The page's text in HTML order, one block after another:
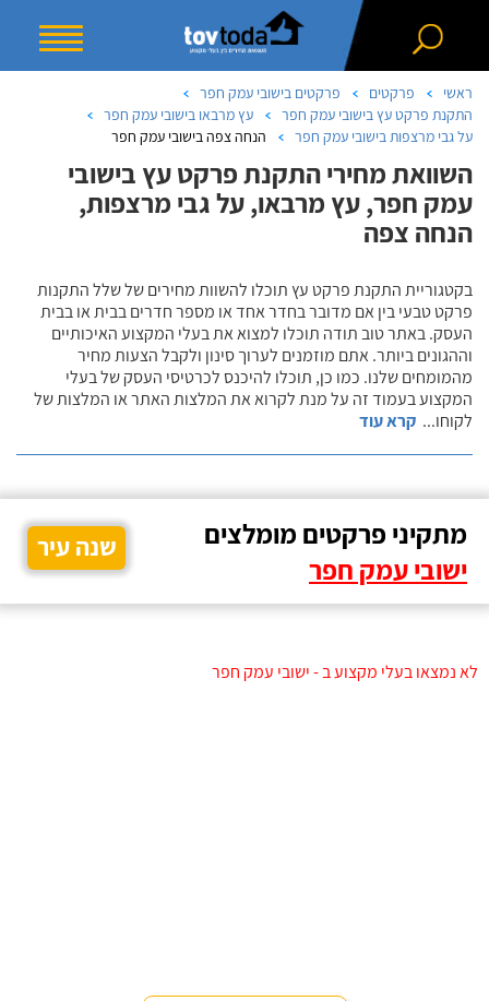
ראשי פרקטים
פרקטים בישובי עמק חפר
התקנת פרקט עץ בישובי עמק חפר
עץ מרבאו בישובי עמק חפר
על גבי מרצפות בישובי עמק חפר
הנחה צפה בישובי עמק חפר
השוואת מחירי התקנת פרקט עץ בישובי
עמק חפר, עץ מרבאו, על גבי מרצפות,
הנחה צפה
בקטגוריית התקנת פרקט עץ תוכלו להשוות מחירים של שלל התקנות
פרקט טבעי בין אם מדובר בחדר אחד או מספר חדרים בבית או בבית
העסק. באתר טוב תודה תוכלו למצוא את בעלי המקצוע האיכותיים
וההגונים ביותר. אתם מוזמנים לערוך סינון ולקבל הצעות מחיר
מהמומחים שלנו. כמו כן, תוכלו להיכנס לכרטיסי העסק של בעלי
המקצוע בעמוד זה על מנת לקרוא את המלצות האתר או המלצות של
לקוחו... קרא עוד
מתקיני פרקטים מומלצים
ישובי עמק חפר
שנה עיר
לא נמצאו בעלי מקצוע ב - ישובי עמק חפר